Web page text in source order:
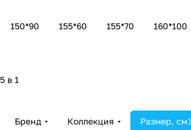
150*90 155*60 155*70 160*100
в 1
Бренд Коллекция Размер, см1